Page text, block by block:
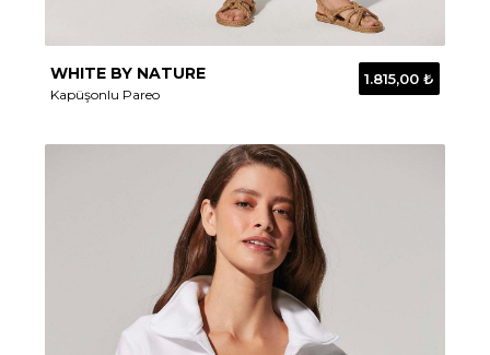
WHITE BY NATURE
Kapüşonlu Pareo
1.815,00 ₺